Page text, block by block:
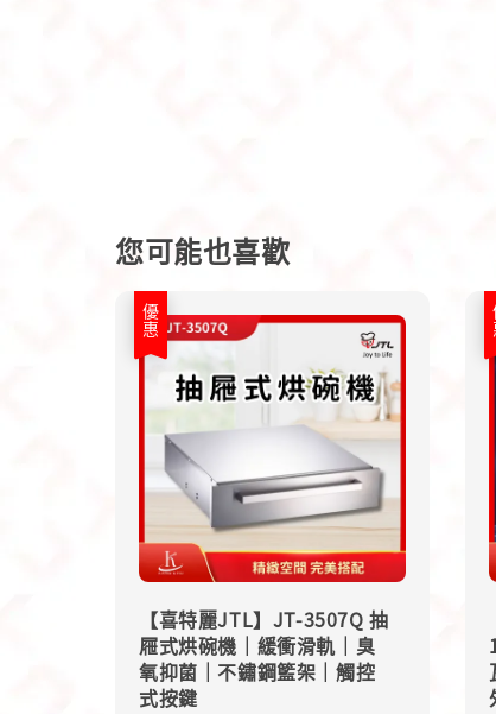
您可能也喜歡
優惠
【喜特麗JTL】JT-3507Q 抽
屜式烘碗機｜緩衝滑軌｜臭
氧抑菌｜不鏽鋼籃架｜觸控
式按鍵